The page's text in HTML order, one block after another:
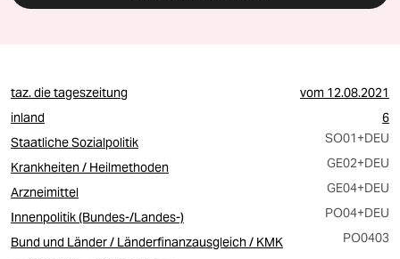
taz. die tageszeitung vom 12.08.2021
inland
6
Staatliche Sozialpolitik
SO01+DEU
Krankheiten / Heilmethoden
GE02+DEU
Arzneimittel
GE04+DEU
Innenpolitik (Bundes-/Landes-)
PO04+DEU
Bund und Länder / Länderfinanzausgleich / KMK
PO0403